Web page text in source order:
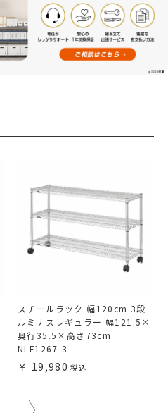
スチールラック 幅120cm 3段
ルミナスレギュラー 幅121.5×
奥行35.5×高さ73cm
NLF1267-3
19,980